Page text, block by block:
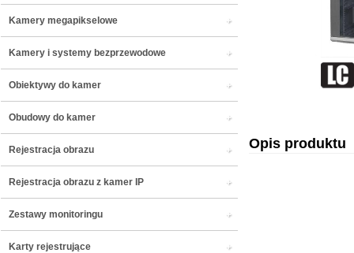
Kamery megapikselowe
Kamery i systemy bezprzewodowe
Obiektywy do kamer
Obudowy do kamer
Rejestracja obrazu
Rejestracja obrazu z kamer IP
Zestawy monitoringu
Karty rejestrujące
Opis produktu